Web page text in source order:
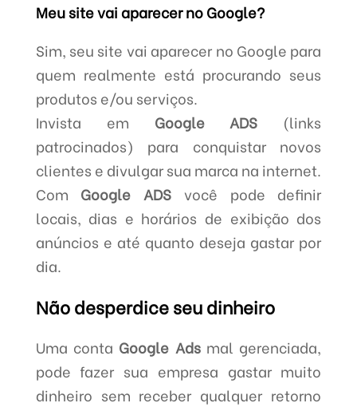
Meu site vai aparecer no Google?
Sim, seu site vai aparecer no Google para
quem realmente está procurando seus
produtos e/ou serviços.
Invista em Google ADS (links
patrocinados) para conquistar novos
clientes e divulgar sua marca na internet.
Com Google ADS você pode definir
locais, dias e horários de exibição dos
anúncios e até quanto deseja gastar por
dia.
Não desperdice seu dinheiro
Uma conta Google Adsmal gerenciada,
pode fazer sua empresa gastar muito
dinheiro sem receber qualquer retorno